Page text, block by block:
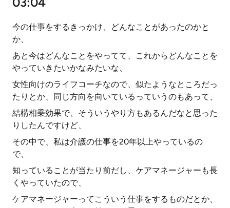
今の仕事をするきっかけ、どんなことがあったのかと
か、
あと今はどんなことをやってて、これからどんなことを
やっていきたいかなみたいな、
女性向けのライフコーチなので、似たようなところだっ
たりとか、同じ方向を向いているっていうのもあって、
結構相乗効果で、そういうやり方もあるんだなと思った
りしたんですけど、
その中で、私は介護の仕事を20年以上やっているの
で、
知っていることが当たり前だし、ケアマネージャーも長
くやっていたので、
ケアマネージャーってこういう仕事をするものだとか、